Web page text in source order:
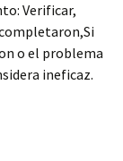
Verificar,
o el problema
ineficaz.